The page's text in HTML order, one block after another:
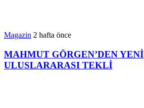
Magazin 2 hafta önce
MAHMUT GÖRGEN’DEN YENİ
ULUSLARARASI TEKLİ